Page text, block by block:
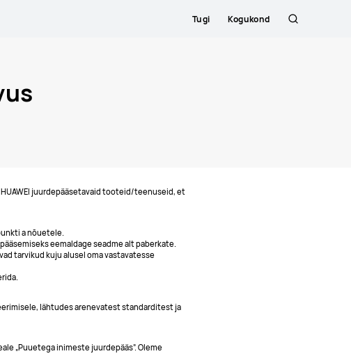
Tugi Kogukond
juurdepääsetavaid tooteid/teenuseid, et
a nõuetele.
eemaldage seadme alt paberkate.
tarvikud kuju alusel oma vastavatesse
lähtudes arenevatest standarditest ja
„Puuetega inimeste juurdepääs”. Oleme